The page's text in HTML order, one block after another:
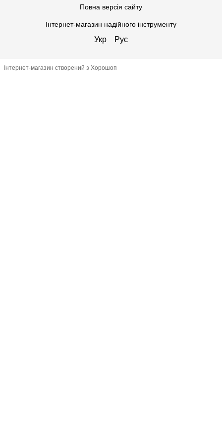
Повна версія сайту
Інтернет-магазин надійного інструменту
Укр Рус
Інтернет-магазин створений з Хорошоп